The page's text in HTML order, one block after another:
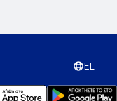
EL